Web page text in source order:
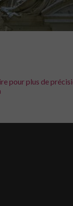
pour plus de